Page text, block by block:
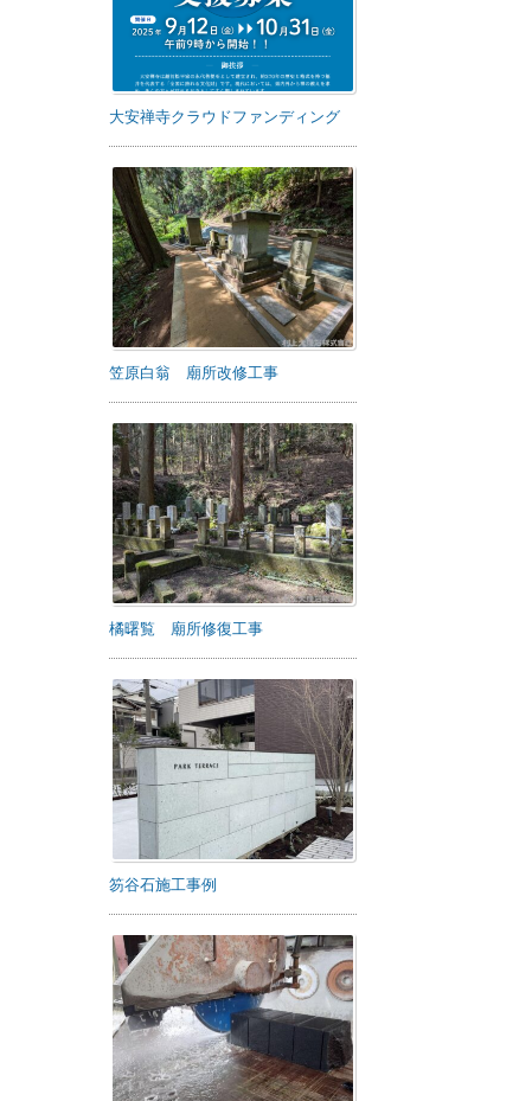
大安禅寺クラウドファンディング
笠原白翁 廟所改修工事
橘曙覧 廟所修復工事
笏谷石施工事例